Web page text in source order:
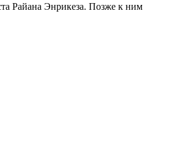
Райана Энрикеза. Позже к ним